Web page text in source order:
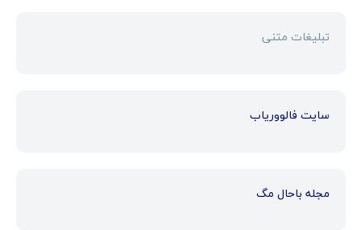
تبلیغات متنی
سایت فالووریاب
مجله باحال مگ